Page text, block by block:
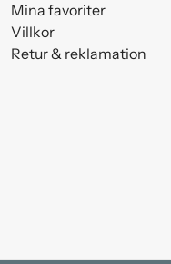
Mina favoriter
Villkor
Retur & reklamation